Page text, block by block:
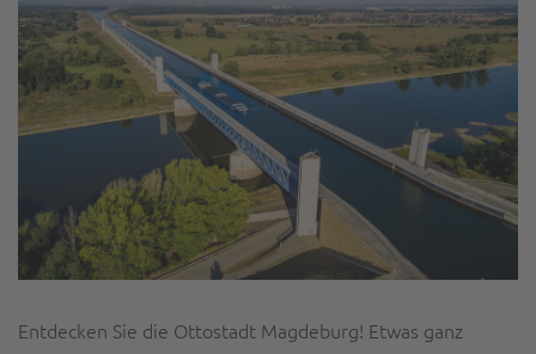
Entdecken Sie die Ottostadt Magdeburg! Etwas ganz